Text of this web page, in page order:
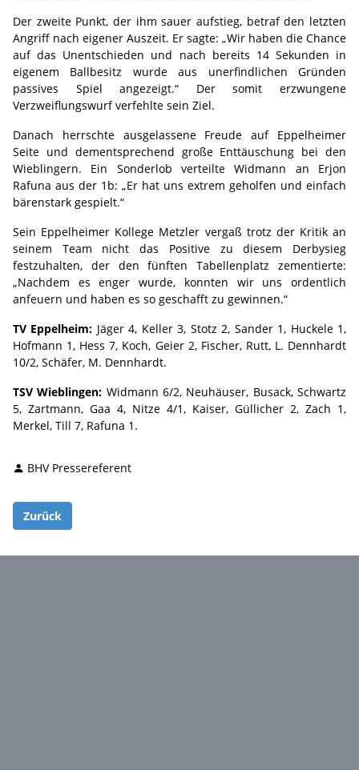
Der zweite Punkt, der ihm sauer aufstieg, betraf den letzten
Angriff nach eigener Auszeit. Er sagte: „Wir haben die Chance
auf das Unentschieden und nach bereits 14 Sekunden in
eigenem Ballbesitz wurde aus unerfindlichen Gründen
passives Spiel angezeigt.“ Der somit erzwungene
Verzweiflungswurf verfehlte sein Ziel.
Danach herrschte ausgelassene Freude auf Eppelheimer
Seite und dementsprechend große Enttäuschung bei den
Wieblingern. Ein Sonderlob verteilte Widmann an Erjon
Rafuna aus der 1b: „Er hat uns extrem geholfen und einfach
bärenstark gespielt.“
Sein Eppelheimer Kollege Metzler vergaß trotz der Kritik an
seinem Team nicht das Positive zu diesem Derbysieg
festzuhalten, der den fünften Tabellenplatz zementierte:
„Nachdem es enger wurde, konnten wir uns ordentlich
anfeuern und haben es so geschafft zu gewinnen.“
TV Eppelheim: Jäger 4, Keller 3, Stotz 2, Sander 1, Huckele 1,
Hofmann 1, Hess 7, Koch, Geier 2, Fischer, Rutt, L. Dennhardt
10/2, Schäfer, M. Dennhardt.
TSV Wieblingen: Widmann 6/2, Neuhäuser, Busack, Schwartz
5, Zartmann, Gaa 4, Nitze 4/1, Kaiser, Güllicher 2, Zach 1,
Merkel, Till 7, Rafuna 1.
BHV Pressereferent
Zurück